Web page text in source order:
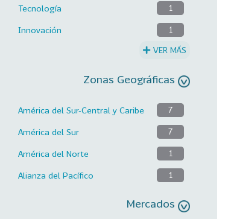
Tecnología 1
Innovación 1
VER MÁS
Zonas Geográficas
América del Sur-Central y Caribe 7
América del Sur 7
América del Norte 1
Alianza del Pacífico 1
Mercados